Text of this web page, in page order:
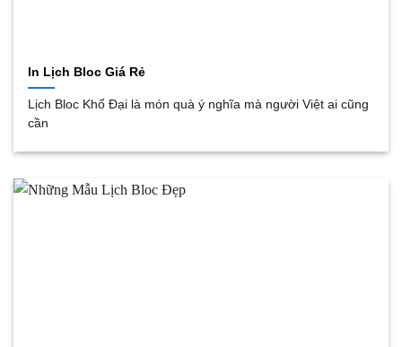
In Lịch Bloc Giá Rẻ
Lịch Bloc Khổ Đại là món quà ý nghĩa mà người Việt ai cũng
cần